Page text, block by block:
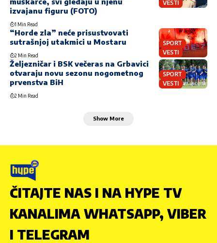
VESTI
izvajanu figuru (FOTO)
1 Min Read
SPORT
VESTI
“Horde zla” neće prisustvovati
sutrašnjoj utakmici u Mostaru
2 Min Read
SPORT
VESTI
Željezničar i BSK večeras na Grbavici
otvaraju novu sezonu nogometnog
prvenstva BiH
2 Min Read
Show More
ČITAJTE NAS I NA HYPE TV
KANALIMA WHATSAPP, VIBER
I TELEGRAM